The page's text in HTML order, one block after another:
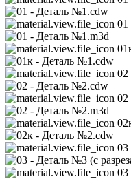
01
02
02
03
03